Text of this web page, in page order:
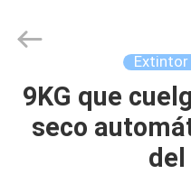
HOGAR
& Equipment
Rights
Reserved.9KG que
seco